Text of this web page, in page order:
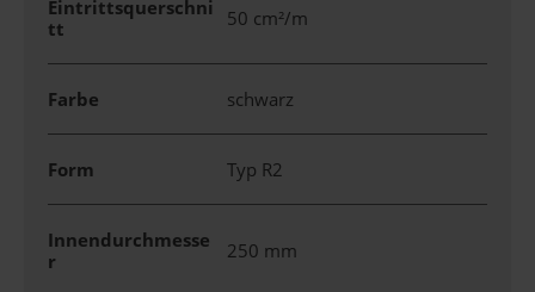
Eintrittsquerschni
tt
50 cm²/m
Farbe schwarz
Form Typ R2
Innendurchmesse
r
250 mm